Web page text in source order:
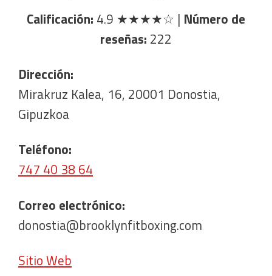
Calificación: 4.9 ★★★★☆ | Número de
reseñas: 222
Dirección:
Mirakruz Kalea, 16, 20001 Donostia,
Gipuzkoa
Teléfono:
747 40 38 64
Correo electrónico:
donostia@brooklynfitboxing.com
Sitio Web